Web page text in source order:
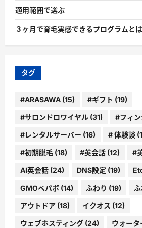
適用範囲で選ぶ
３ヶ月で育毛実感できるプログラムと
タグ
#ARASAWA (15) #ギフト (19)
#サロンドロワイヤル (31) #フィ
#レンタルサーバー (16) # 体験談
#初期脱毛 (18) #英会話 (12) #
AI英会話 (24) DNS設定 (19)
GMOペパボ (14) ふわり (19)
アウトドア (18) イクオス (12)
ウェブホスティング (24) ウォータ